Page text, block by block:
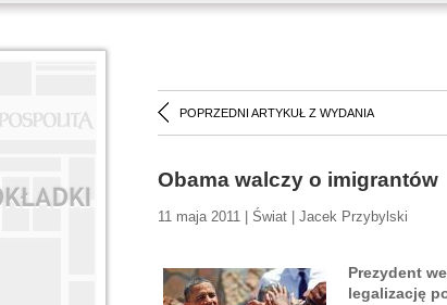
POPRZEDNI ARTYKUŁ Z WYDANIA
Obama walczy o imigrantów
11 maja 2011 | Świat | Jacek Przybylski
Prezydent
legalizację